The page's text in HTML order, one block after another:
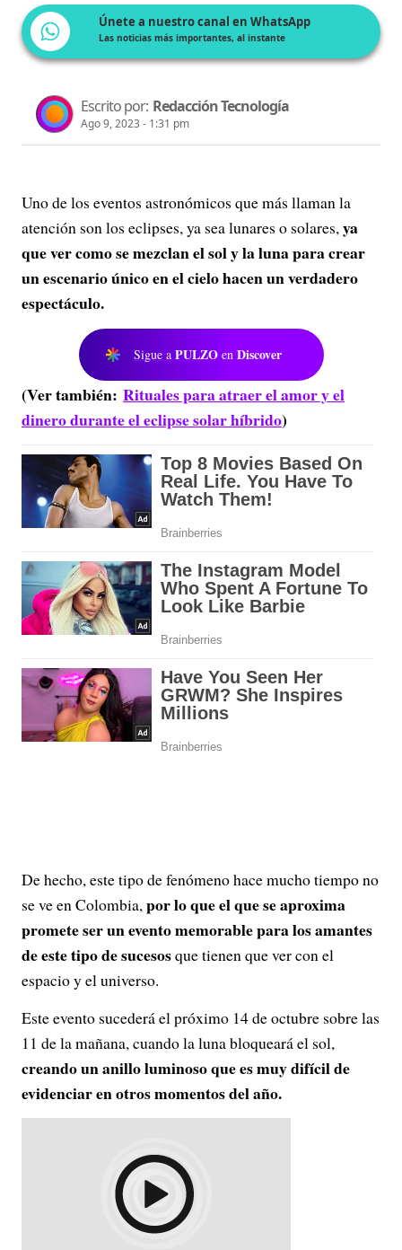
Únete a nuestro canal en WhatsApp
Las noticias más importantes, al instante
Escrito por: Redacción Tecnología
Ago 9, 2023 - 1:31 pm
Uno de los eventos astronómicos que más llaman la
atención son los eclipses, ya sea lunares o solares,ya
que ver como se mezclan el sol y la luna para crear
un escenario único en el cielo hacen un verdadero
espectáculo.
Sigue a PULZO en Discover
(Ver también: Rituales para atraer el amor y el
dinero durante el eclipse solar híbrido)
De hecho, este tipo de fenómeno hace mucho tiempo no
se ve en Colombia,por lo que el que se aproxima
promete ser un evento memorable para los amantes
de este tipo de sucesosque tienen que ver con el
espacio y el universo.
Este evento sucederá el próximo 14 de octubre sobre las
11 de la mañana, cuando la luna bloqueará el sol,
creando un anillo luminoso que es muy difícil de
evidenciar en otros momentos del año.